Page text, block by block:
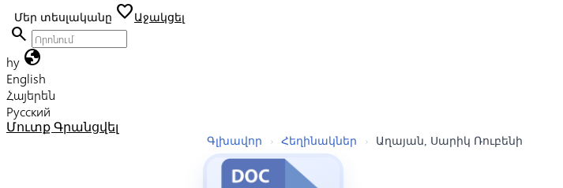
Մեր տեսլականը favoriteԱջակցել
search
hy globe
English
Հայերեն
Русский
Մուտք Գրանցվել
Գլխավոր › Հեղինակներ › Աղայան, Սարիկ Ռուբենի